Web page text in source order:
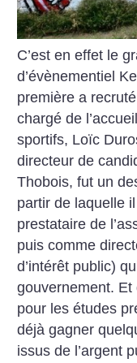
C’est en effet le
d’évènementiel
première a
chargé de
sportifs, Loïc
directeur de
Thobois, fut un
partir de laquelle
prestataire de
puis comme
d’intérêt public)
gouvernement.
pour les études
déjà gagner
issus de l’argent